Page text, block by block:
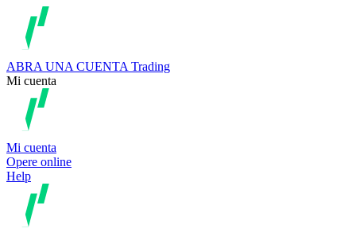
ABRA UNA CUENTA Trading
Mi cuenta
Mi cuenta
Opere online
Help